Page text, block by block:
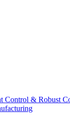
Control & Robust